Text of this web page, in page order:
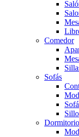
Comedor
Sofás
Dormitorio